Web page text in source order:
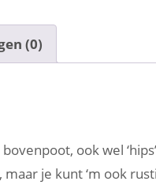
(0)
ook wel
je kunt ‘m ook